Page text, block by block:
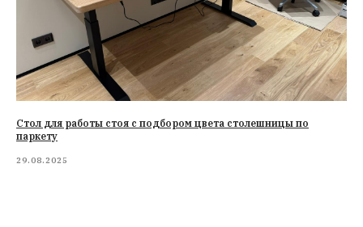
Стол для работы стоя с подбором цвета столешницы по
паркету
29.08.2025